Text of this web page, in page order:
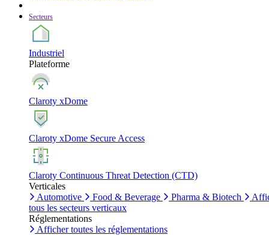
Secteurs
Industriel
Plateforme
Claroty xDome
Claroty xDome Secure Access
Claroty Continuous Threat Detection (CTD)
Verticales
Automotive
Food & Beverage Pharma & Biotech
tous les secteurs verticaux
Réglementations
Afficher toutes les réglementations